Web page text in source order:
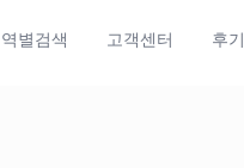
별검색 고객센터 후기